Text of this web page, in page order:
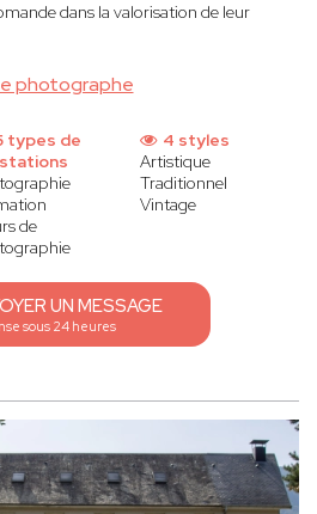
photographe
dans la valorisation de leur
types de
de
4 styles
Artistique
Traditionnel
Vintage
UN MESSAGE
sous 24 heures